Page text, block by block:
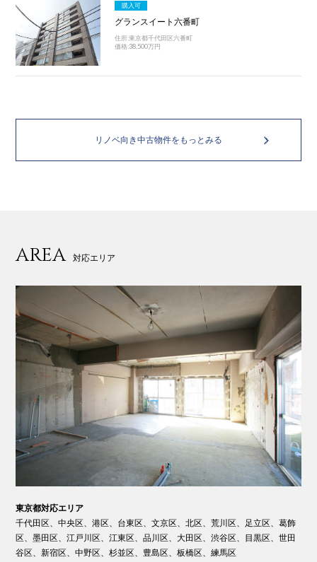
購入可
グランスイート六番町
住所:東京都千代田区六番町
価格:38,500万円
リノベ向き中古物件をもっとみる
AREA 対応エリア
東京都対応エリア
千代田区、中央区、港区、台東区、文京区、北区、荒川区、足立区、葛飾
区、墨田区、江戸川区、江東区、品川区、大田区、渋谷区、目黒区、世田
谷区、新宿区、中野区、杉並区、豊島区、板橋区、練馬区